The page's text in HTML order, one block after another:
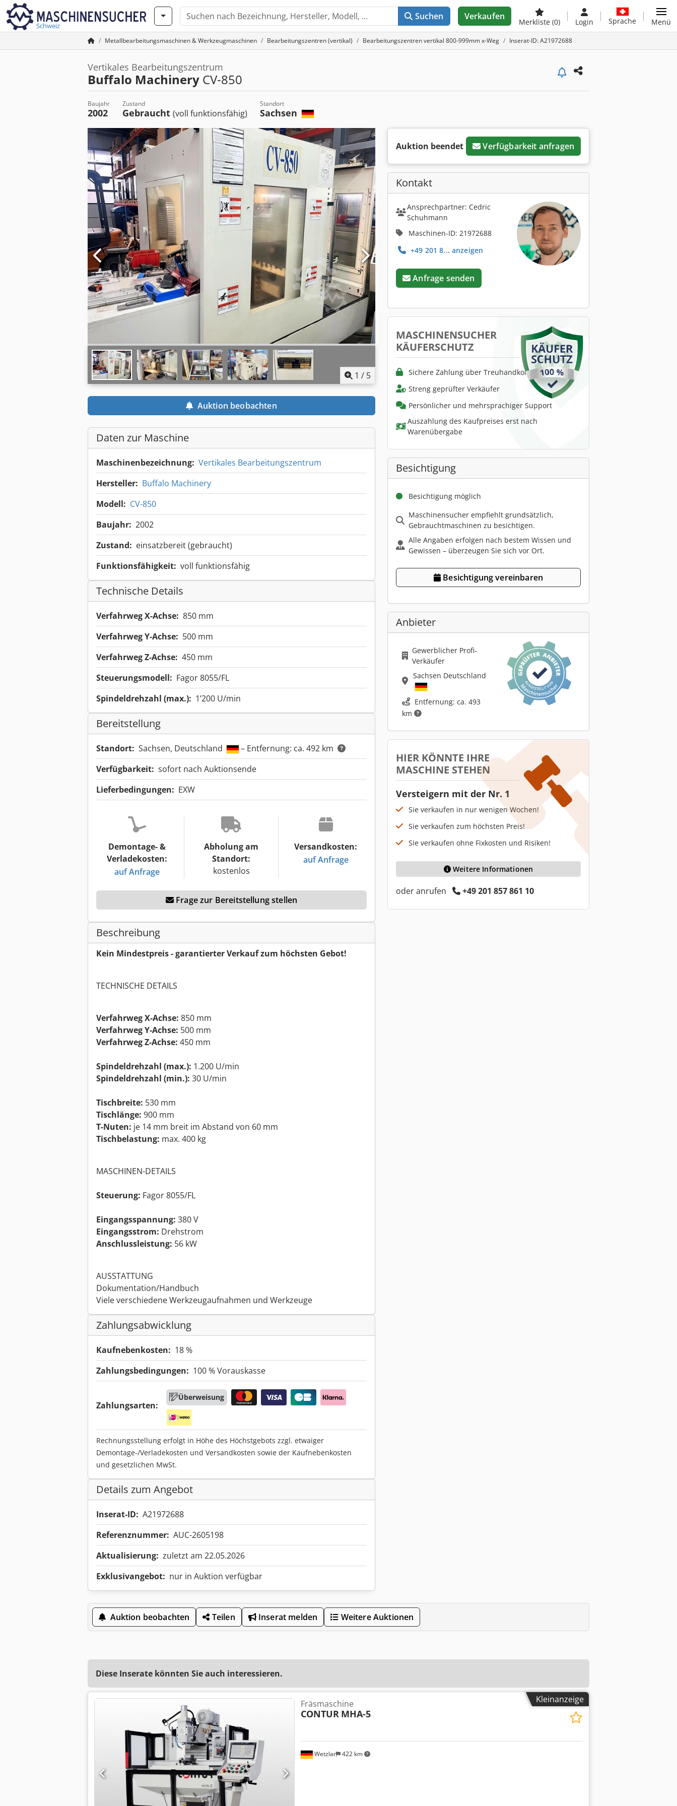
Schweiz
Suchen Verkaufen
Merkliste (0) Login Sprache Menü
Metallbearbeitungsmaschinen & Werkzeugmaschinen Bearbeitungszentren (vertikal) Bearbeitungszentren vertikal 800-999mm x-Weg Inserat-ID: A21972688
Vertikales Bearbeitungszentrum
Buffalo Machinery CV-850
Baujahr
2002
Zustand
Gebraucht (voll funktionsfähig)
Standort
Sachsen
1 / 5
Auktion beobachten
Daten zur Maschine
Maschinenbezeichnung: Vertikales Bearbeitungszentrum
Hersteller: Buffalo Machinery
Modell: CV-850
Baujahr: 2002
Zustand: einsatzbereit (gebraucht)
Funktionsfähigkeit: voll funktionsfähig
Technische Details
Verfahrweg X-Achse: 850 mm
Verfahrweg Y-Achse: 500 mm
Verfahrweg Z-Achse: 450 mm
Steuerungsmodell: Fagor 8055/FL
Spindeldrehzahl (max.): 1’200 U/min
Bereitstellung
Standort: Sachsen, Deutschland
– Entfernung: ca. 492 km
Verfügbarkeit: sofort nach Auktionsende
Lieferbedingungen: EXW
Demontage- &
Verladekosten:
auf Anfrage
Abholung am
Standort:
kostenlos
Versandkosten:
auf Anfrage
Frage zur Bereitstellung stellen
Beschreibung
Kein Mindestpreis - garantierter Verkauf zum höchsten Gebot!
TECHNISCHE DETAILS
Verfahrweg X-Achse: 850 mm
Verfahrweg Y-Achse: 500 mm
Verfahrweg Z-Achse: 450 mm
Spindeldrehzahl (max.): 1.200 U/min
Spindeldrehzahl (min.): 30 U/min
Tischbreite: 530 mm
Tischlänge: 900 mm
T-Nuten: je 14 mm breit im Abstand von 60 mm
Tischbelastung: max. 400 kg
MASCHINEN-DETAILS
Steuerung: Fagor 8055/FL
Eingangsspannung: 380 V
Eingangsstrom: Drehstrom
Anschlussleistung: 56 kW
AUSSTATTUNG
Dokumentation/Handbuch
Viele verschiedene Werkzeugaufnahmen und Werkzeuge
Zahlungsabwicklung
Kaufnebenkosten: 18 %
Zahlungsbedingungen: 100 % Vorauskasse
Zahlungsarten:
Überweisung
Rechnungsstellung erfolgt in Höhe des Höchstgebots zzgl. etwaiger
Demontage-/Verladekosten und Versandkosten sowie der Kaufnebenkosten
und gesetzlichen MwSt.
Details zum Angebot
Inserat-ID: A21972688
Referenznummer: AUC-2605198
Aktualisierung: zuletzt am 22.05.2026
Exklusivangebot: nur in Auktion verfügbar
Auktion beendet Verfügbarkeit anfragen
Kontakt
Ansprechpartner: Cedric
Schuhmann
Maschinen-ID: 21972688
+49 201 8... anzeigen
Anfrage senden
MASCHINENSUCHER
KÄUFERSCHUTZ
Sichere Zahlung über Treuhandkonto
Streng geprüfter Verkäufer
Persönlicher und mehrsprachiger Support
Auszahlung des Kaufpreises erst nach
Warenübergabe
Besichtigung
Besichtigung möglich
Maschinensucher empfiehlt grundsätzlich,
Gebrauchtmaschinen zu besichtigen.
Alle Angaben erfolgen nach bestem Wissen und
Gewissen – überzeugen Sie sich vor Ort.
Besichtigung vereinbaren
Anbieter
Gewerblicher Profi-
Verkäufer
Sachsen Deutschland
Entfernung: ca. 493
km
HIER KÖNNTE IHRE
MASCHINE STEHEN
Versteigern mit der Nr. 1
Sie verkaufen in nur wenigen Wochen!
Sie verkaufen zum höchsten Preis!
Sie verkaufen ohne Fixkosten und Risiken!
Weitere Informationen
oder anrufen +49 201 857 861 10
Auktion beobachten Teilen Inserat melden Weitere Auktionen
Diese Inserate könnten Sie auch interessieren.
Kleinanzeige
Wetzlar 422 km
Fräsmaschine
CONTUR MHA-5